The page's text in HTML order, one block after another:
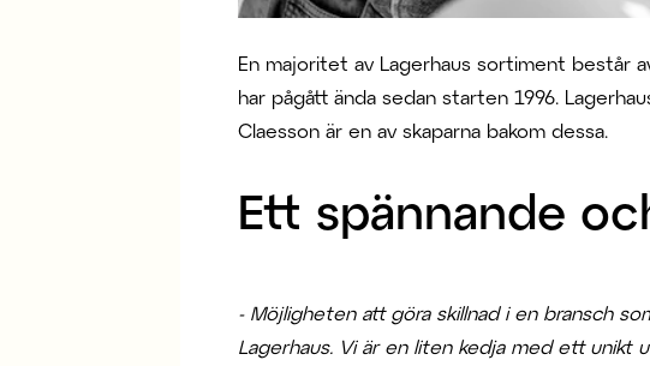
En majoritet av Lagerhaus sortiment består
har pågått ända sedan starten 1996.
Claesson är en av skaparna bakom dessa.
Ett spännande
- Möjligheten att göra skillnad i en bransch
Lagerhaus. Vi är en liten kedja med ett unikt